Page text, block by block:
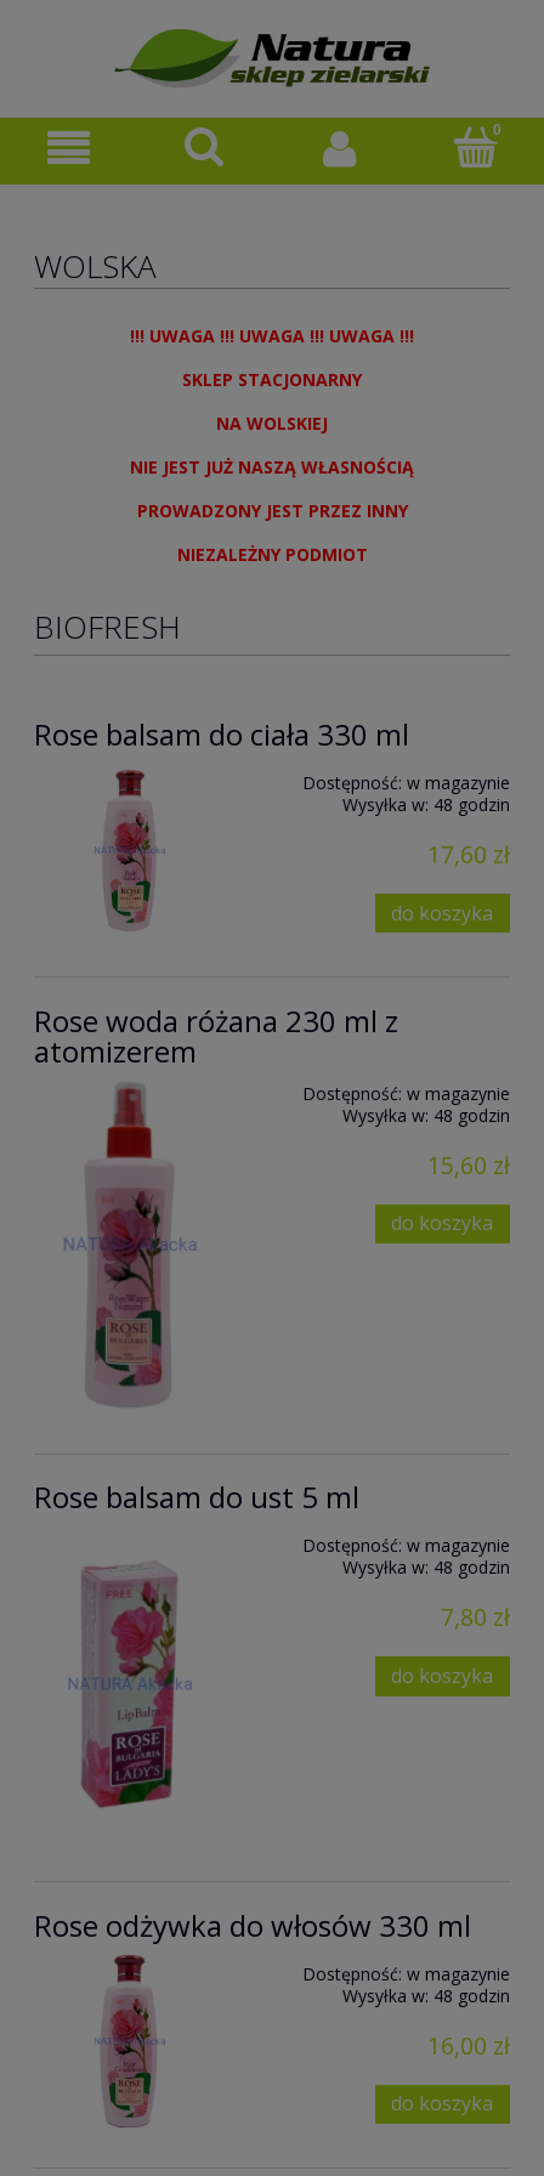
WOLSKA
!!! UWAGA !!! UWAGA !!! UWAGA !!!
SKLEP STACJONARNY
NA WOLSKIEJ
NIE JEST JUŻ NASZĄ WŁASNOŚCIĄ
PROWADZONY JEST PRZEZ INNY
NIEZALEŻNY PODMIOT
BIOFRESH
Rose balsam do ciała 330 ml
Dostępność: w magazynie
Wysyłka w: 48 godzin
17,60 zł
do koszyka
Rose woda różana 230 ml z
atomizerem
Dostępność: w magazynie
Wysyłka w: 48 godzin
15,60 zł
do koszyka
Rose balsam do ust 5 ml
Dostępność: w magazynie
Wysyłka w: 48 godzin
7,80 zł
do koszyka
Rose odżywka do włosów 330 ml
Dostępność: w magazynie
Wysyłka w: 48 godzin
16,00 zł
do koszyka